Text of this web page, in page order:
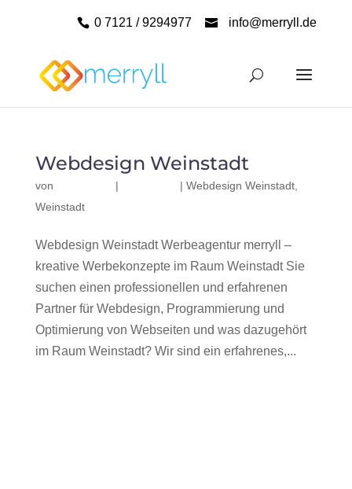
0 7121 / 9294977 info@merryll.de
Webdesign Weinstadt
von | | Webdesign Weinstadt,
Weinstadt
Webdesign Weinstadt Werbeagentur merryll –
kreative Werbekonzepte im Raum Weinstadt Sie
suchen einen professionellen und erfahrenen
Partner für Webdesign, Programmierung und
Optimierung von Webseiten und was dazugehört
im Raum Weinstadt? Wir sind ein erfahrenes,...